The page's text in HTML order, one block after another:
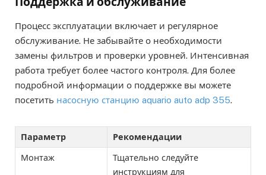
Процесс эксплуатации включает и регулярное
обслуживание. Не забывайте о необходимости
замены фильтров и проверки уровней. Интенсивная
работа требует более частого контроля. Для более
подробной информации о поддержке вы можете
посетить насосную станцию aquario auto adp 355.
Параметр Рекомендации
Монтаж
Тщательно следуйте
инструкциям для